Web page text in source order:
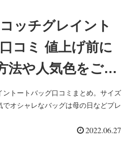
ッチグレイント
コミ 値上げ前に
法や人気色をご紹
ントートバッグ口コミまとめ。サイズ
オシャレなバッグは母の日などプレ
2022.06.27